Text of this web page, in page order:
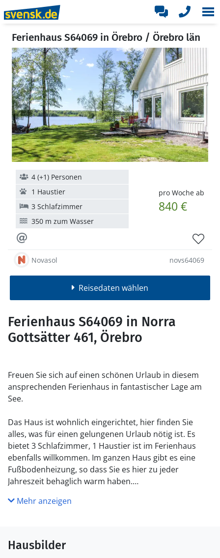
Ferienhaus S64069 in Örebro / Örebro län
pro Woche ab
840 €
4 (+1) Personen
1 Haustier
3 Schlafzimmer
350 m zum Wasser
Novasol novs64069
Reisedaten wählen
Ferienhaus S64069 in Norra
Gottsätter 461, Örebro
Freuen Sie sich auf einen schönen Urlaub in diesem
ansprechenden Ferienhaus in fantastischer Lage am
See.
Das Haus ist wohnlich eingerichtet, hier finden Sie
alles, was für einen gelungenen Urlaub nötig ist. Es
bietet 3 Schlafzimmer, 1 Haustier ist im Ferienhaus
ebenfalls willkommen. Im ganzen Haus gibt es eine
Fußbodenheizung, so dass Sie es hier zu jeder
Jahreszeit behaglich warm haben.
Genießen Sie das Leben im Freien und die langen
Sie haben nur 300 m zum Badebereich mit
Mehr anzeigen
Hausbilder